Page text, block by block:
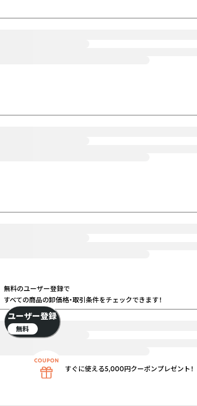
無料のユーザー登録で
すべての商品の卸価格・取引条件をチェックできます！
ユーザー登録
無料
すぐに使える5,000円クーポンプレゼント！